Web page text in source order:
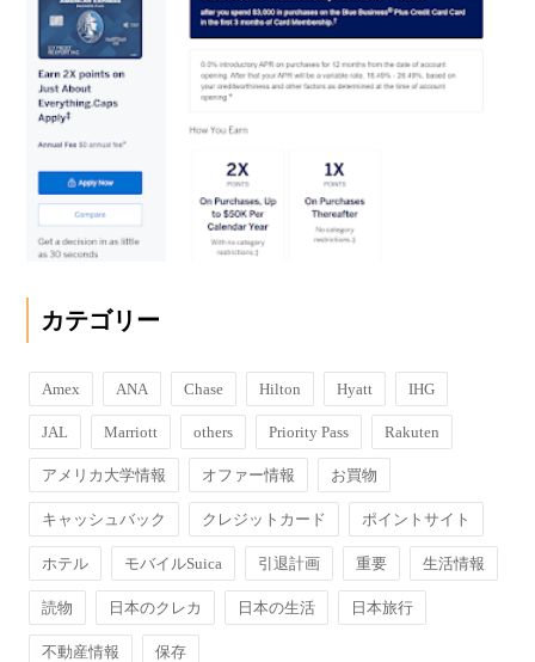
カテゴリー
Amex ANA Chase Hilton Hyatt IHG
JAL Marriott others Priority Pass Rakuten
アメリカ大学情報 オファー情報 お買物
キャッシュバック クレジットカード ポイントサイト
ホテル モバイルSuica 引退計画 重要 生活情報
読物 日本のクレカ 日本の生活 日本旅行
不動産情報 保存